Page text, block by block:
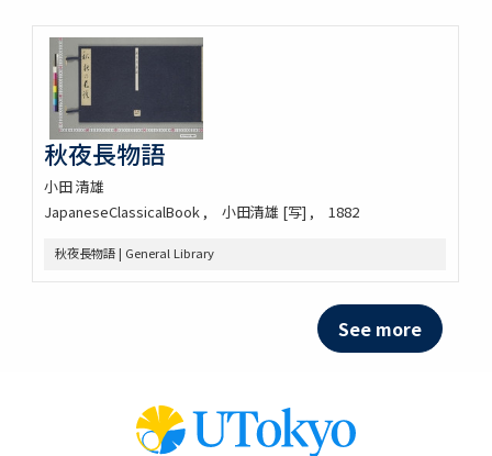
秋夜長物語
小田 清雄
JapaneseClassicalBook
小田清雄 [写] 1882
秋夜長物語 | General Library
See more